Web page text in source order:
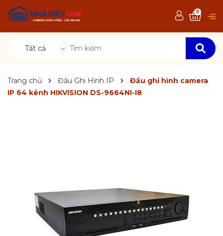
Tất cả
0
Trang chủ Đầu Ghi Hình IP
Đầu ghi hình camera
IP 64 kênh HIKVISION DS-9664NI-I8